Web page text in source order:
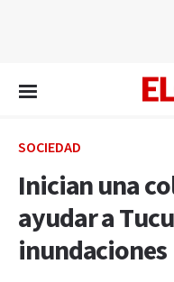
SOCIEDAD
Inician una
ayudar a
inundaciones